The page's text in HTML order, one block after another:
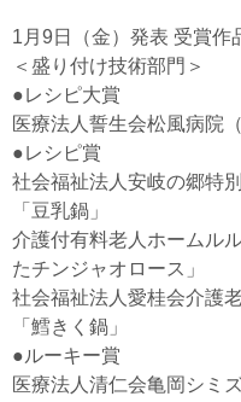
1月9日（金）発表 受賞作
＜盛り付け技術部門＞
●レシピ大賞
医療法人誓生会松風病院
●レシピ賞
社会福祉法人安岐の郷特
「豆乳鍋」
介護付有料老人ホームル
たチンジャオロース」
社会福祉法人愛桂会介護
「鱈きく鍋」
●ルーキー賞
医療法人清仁会亀岡シミ